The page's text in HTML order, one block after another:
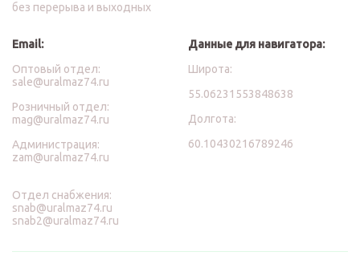
без перерыва и выходных
Email:
Оптовый отдел:
sale@uralmaz74.ru
Розничный отдел:
mag@uralmaz74.ru
Администрация:
zam@uralmaz74.ru
Отдел снабжения:
snab@uralmaz74.ru
snab2@uralmaz74.ru
Данные для навигатора:
Широта:
55.06231553848638
Долгота:
60.10430216789246